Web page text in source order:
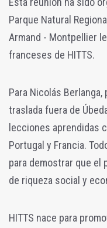
Parque Natural
Armand - Montpellier
franceses de HITTS.
Para Nicolás
traslada fuera de
lecciones aprendidas
Portugal y Francia.
para demostrar que el
de riqueza social y
HITTS nace para